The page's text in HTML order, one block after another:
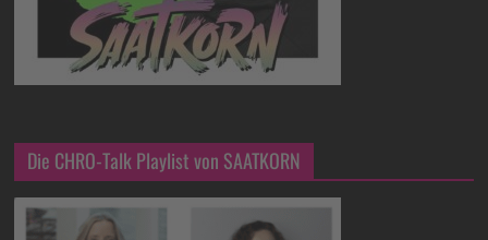
Die CHRO-Talk Playlist von SAATKORN